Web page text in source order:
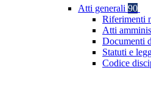
Atti generali 90
Riferimenti
Atti
Documenti
Statuti e
Codice